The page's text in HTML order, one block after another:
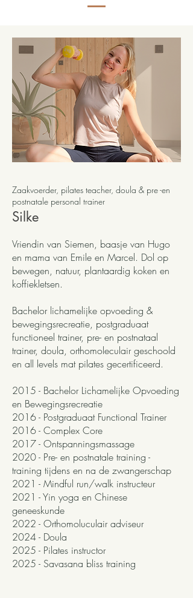
Zaakvoerder, pilates teacher, doula & pre -en
postnatale personal trainer
Silke
Vriendin van Siemen, baasje van Hugo
en mama van Emile en Marcel. Dol op
bewegen, natuur, plantaardig koken en
koffiekletsen.
Bachelor lichamelijke opvoeding &
bewegingsrecreatie, postgraduaat
functioneel trainer, pre- en postnataal
trainer, doula, orthomoleculair geschoold
en all levels mat pilates gecertificeerd.
2015 - Bachelor Lichamelijke Opvoeding
en Bewegingsrecreatie
2016 - Postgraduaat Functional Trainer
2016 - Complex Core
2017 - Ontspanningsmassage
2020 - Pre- en postnatale training -
training tijdens en na de zwangerschap
2021 - Mindful run/walk instructeur
2021 - Yin yoga en Chinese
geneeskunde
2022 - Orthomoluculair adviseur
2024 - Doula
2025 - Pilates instructor
2025 - Savasana bliss training